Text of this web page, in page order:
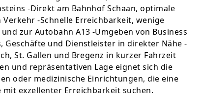
-Direkt am Bahnhof Schaan, optimale
-Schnelle Erreichbarkeit, wenige
zur Autobahn A13 -Umgeben von Business
Geschäfte und Dienstleister in direkter Nähe -
St. Gallen und Bregenz in kurzer Fahrzeit
und repräsentativen Lage eignet sich die
oder medizinische Einrichtungen, die eine
exzellenter Erreichbarkeit suchen.